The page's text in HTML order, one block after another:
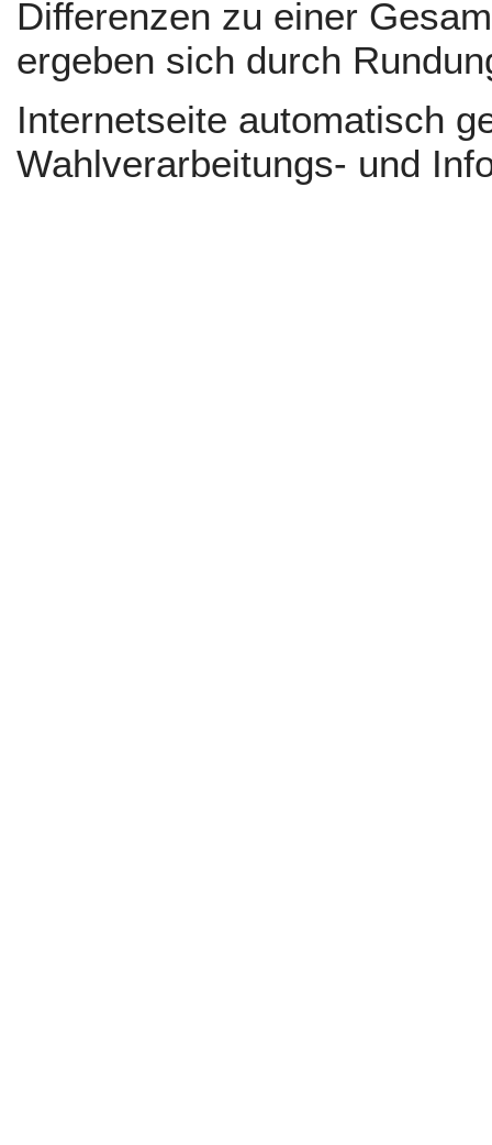
Differenzen zu einer
ergeben sich durch
Internetseite automatisch
Wahlverarbeitungs- und